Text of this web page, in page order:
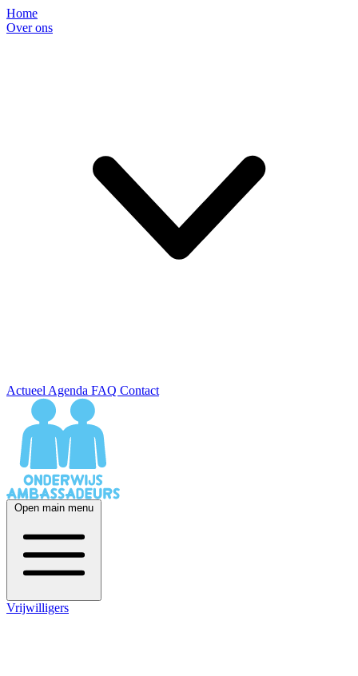
Home
Over ons
Actueel Agenda FAQ Contact
Open main menu
Vrijwilligers